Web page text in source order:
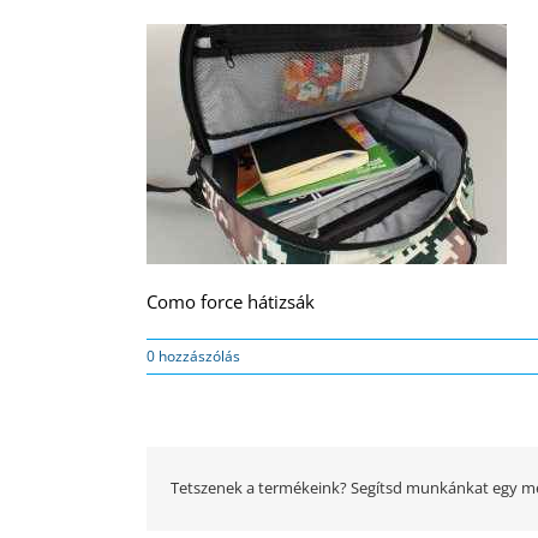
Como force hátizsák
0 hozzászólás
Tetszenek a termékeink? Segítsd munkánkat egy